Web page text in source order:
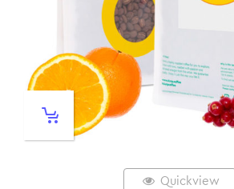
Quickview